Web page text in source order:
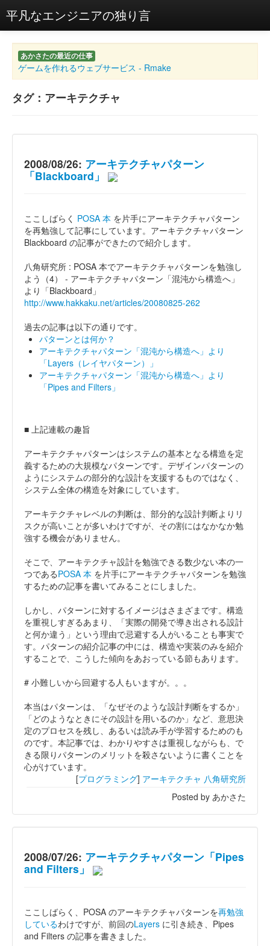
平凡なエンジニアの独り言
あかさたの最近の仕事
ゲームを作れるウェブサービス - Rmake
タグ：アーキテクチャ
2008/08/26: アーキテクチャパターン
「Blackboard」
ここしばらく POSA 本 を片手にアーキテクチャパターン
を再勉強して記事にしています。アーキテクチャパターン
Blackboard の記事ができたので紹介します。
八角研究所 : POSA 本でアーキテクチャパターンを勉強し
よう（4） - アーキテクチャパターン「混沌から構造へ」
より「Blackboard」
http://www.hakkaku.net/articles/20080825-262
過去の記事は以下の通りです。
パターンとは何か？
アーキテクチャパターン「混沌から構造へ」より
「Layers（レイヤパターン）」
アーキテクチャパターン「混沌から構造へ」より
「Pipes and Filters」
■ 上記連載の趣旨
アーキテクチャパターンはシステムの基本となる構造を定
義するための大規模なパターンです。デザインパターンの
ようにシステムの部分的な設計を支援するものではなく、
システム全体の構造を対象にしています。
アーキテクチャレベルの判断は、部分的な設計判断よりリ
スクが高いことが多いわけですが、その割にはなかなか勉
強する機会がありません。
そこで、アーキテクチャ設計を勉強できる数少ない本の一
つであるPOSA 本 を片手にアーキテクチャパターンを勉強
するための記事を書いてみることにしました。
しかし、パターンに対するイメージはさまざまです。構造
を重視しすぎるあまり、「実際の開発で導き出される設計
と何か違う」という理由で忌避する人がいることも事実で
す。パターンの紹介記事の中には、構造や実装のみを紹介
することで、こうした傾向をあおっている節もあります。
# 小難しいから回避する人もいますが。。。
本当はパターンは、「なぜそのような設計判断をするか」
「どのようなときにその設計を用いるのか」など、意思決
定のプロセスを残し、あるいは読み手が学習するためのも
のです。本記事では、わかりやすさは重視しながらも、で
きる限りパターンのメリットを殺さないように書くことを
心がけています。
[プログラミング] アーキテクチャ 八角研究所
Posted by あかさた
2008/07/26: アーキテクチャパターン「Pipes
and Filters」
ここしばらく、POSA のアーキテクチャパターンを再勉強
しているわけですが、前回のLayers に引き続き、Pipes
and Filters の記事を書きました。